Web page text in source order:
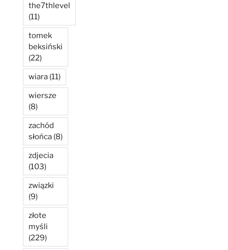
the7thlevel
(11)
tomek
beksiński
(22)
wiara (11)
wiersze
(8)
zachód
słońca (8)
zdjecia
(103)
związki
(9)
złote
myśli
(229)